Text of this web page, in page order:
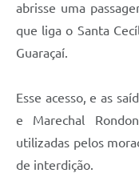
abrisse uma
que liga o Santa
Guaraçaí.
Esse acesso, e as
e Marechal
utilizadas pelos
de interdição.